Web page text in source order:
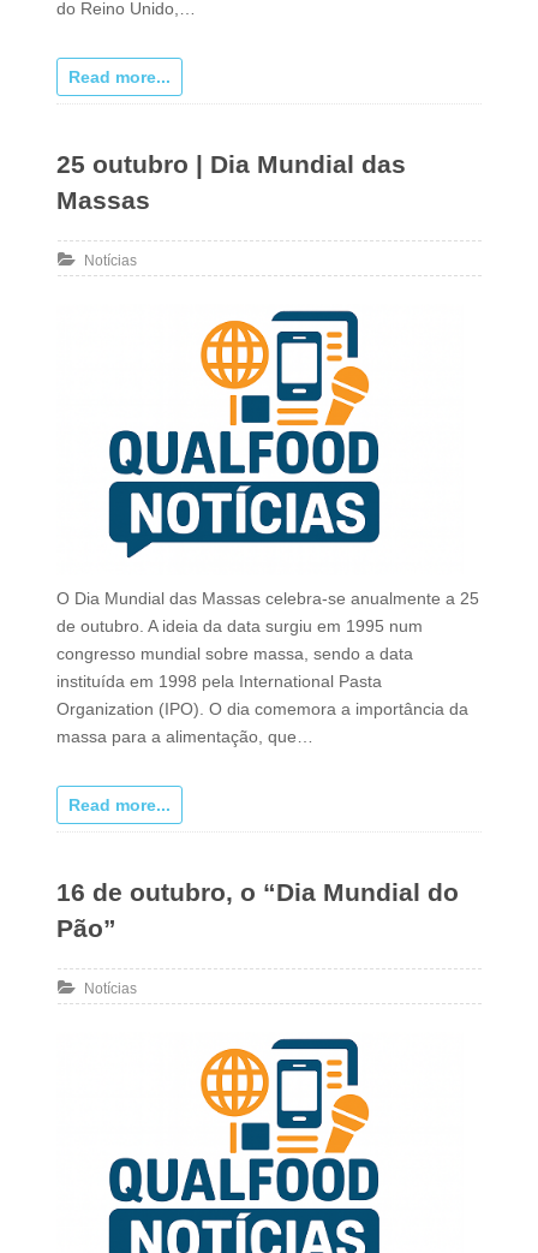
do Reino Unido,…
Read more...
25 outubro | Dia Mundial das
Massas
Notícias
O Dia Mundial das Massas celebra-se anualmente a 25
de outubro. A ideia da data surgiu em 1995 num
congresso mundial sobre massa, sendo a data
instituída em 1998 pela International Pasta
Organization (IPO). O dia comemora a importância da
massa para a alimentação, que…
Read more...
16 de outubro, o “Dia Mundial do
Pão”
Notícias